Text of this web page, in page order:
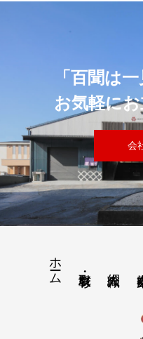
「百聞は
お気軽に
会
ホーム